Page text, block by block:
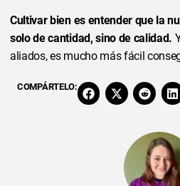
Cultivar bien es entender que la
solo de cantidad, sino de calidad.
aliados, es mucho más fácil
COMPÁRTELO: